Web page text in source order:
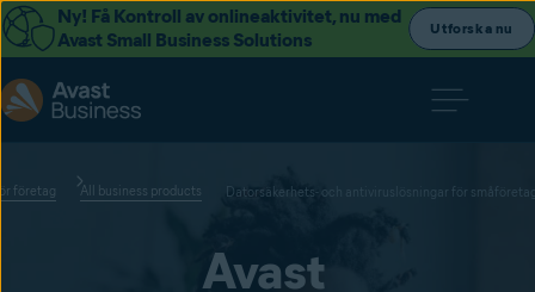
Ny! Få Kontroll av onlineaktivitet, nu med
Avast Small Business Solutions
Utforska nu
företag All business products Datorsäkerhets- och antiviruslösningar för
Avast